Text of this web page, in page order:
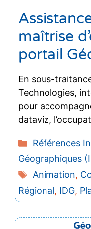
maîtrise
portail
En sous-
Technologies,
pour
dataviz,
Catégories
Références
Géographiques
Étiquettes
Animation,
Régional, IDG,